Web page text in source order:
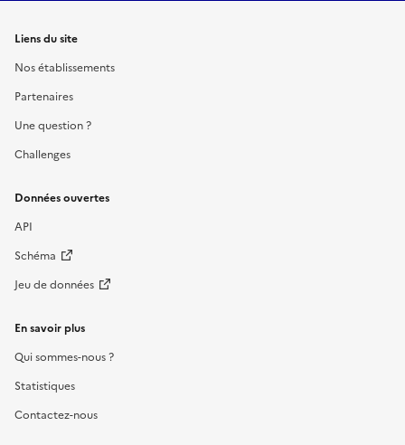
Liens du site
Nos établissements
Partenaires
Une question ?
Challenges
Données ouvertes
API
Schéma
Jeu de données
En savoir plus
Qui sommes-nous ?
Statistiques
Contactez-nous